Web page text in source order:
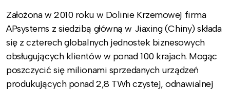
Założona w 2010 roku w Dolinie Krzemowej firma
APsystems z siedzibą główną w Jiaxing (Chiny) składa
się z czterech globalnych jednostek biznesowych
obsługujących klientów w ponad 100 krajach. Mogąc
poszczycić się milionami sprzedanych urządzeń
produkujących ponad 2,8 TWh czystej, odnawialnej